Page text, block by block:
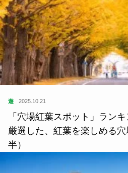
遊 2025.10.21
「穴場紅葉スポット」ラン
厳選した、紅葉を楽しめる
半）